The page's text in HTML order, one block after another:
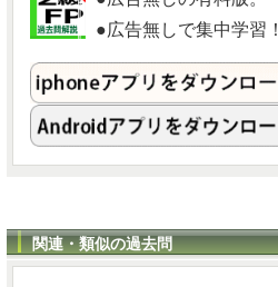
●広告無しで集中学習！
関連・類似の過去問